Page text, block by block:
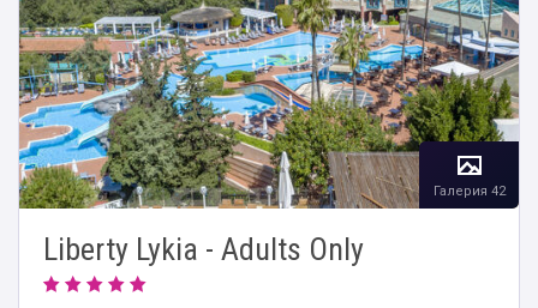
Liberty Lykia - Adults Only
Галерия 42